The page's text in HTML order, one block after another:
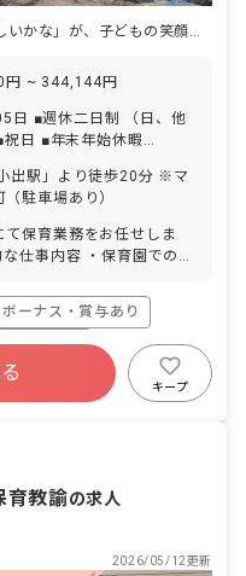
あなたの「どうしたら楽しいかな」が、子どもの笑顔を育てる場所。
円 ~ 344,144円
日、他
祝日 ■年末年始休暇
、土曜）の当番以外の日
給休暇（法定通り） ■産
取得実績あり） ■看護休
あり）
駅」より徒歩20分 ※マ
駐車場あり）
て保育業務をお任せしま
て支援、そのための環境整
ボーナス・賞与あり
退職金制度
制度
社会福祉法人
キープ
育教諭の求人
2026/05/12更新